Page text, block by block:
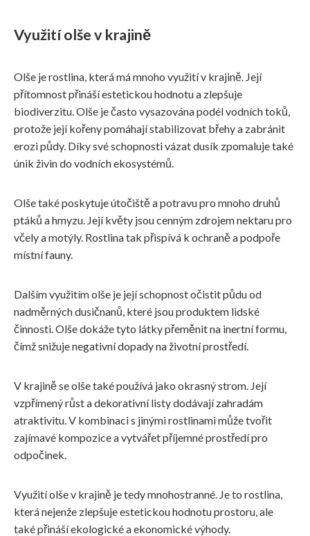
Využití olše v krajině
Olše je rostlina, která má mnoho využití v krajině. Její
přítomnost přináší estetickou hodnotu a zlepšuje
biodiverzitu. Olše je často vysazována podél vodních toků,
protože její kořeny pomáhají stabilizovat břehy a zabránit
erozi půdy. Díky své schopnosti vázat dusík zpomaluje také
únik živin do vodních ekosystémů.
Olše také poskytuje útočiště a potravu pro mnoho druhů
ptáků a hmyzu. Její květy jsou cenným zdrojem nektaru pro
včely a motýly. Rostlina tak přispívá k ochraně a podpoře
místní fauny.
Dalším využitím olše je její schopnost očistit půdu od
nadměrných dusičnanů, které jsou produktem lidské
činnosti. Olše dokáže tyto látky přeměnit na inertní formu,
čímž snižuje negativní dopady na životní prostředí.
V krajině se olše také používá jako okrasný strom. Její
vzpřímený růst a dekorativní listy dodávají zahradám
atraktivitu. V kombinaci s jinými rostlinami může tvořit
zajímavé kompozice a vytvářet příjemné prostředí pro
odpočinek.
Využití olše v krajině je tedy mnohostranné. Je to rostlina,
která nejenže zlepšuje estetickou hodnotu prostoru, ale
také přináší ekologické a ekonomické výhody.